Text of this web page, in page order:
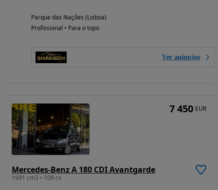
Parque das Nações (Lisboa)
Profissional • Para o topo
Ver anúncios
Mercedes-Benz A 180 CDI Avantgarde
1991 cm3 • 109 cv
7 450 EUR